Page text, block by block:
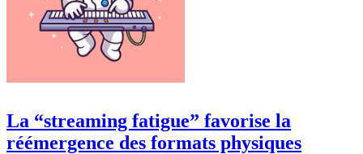
La “streaming fatigue” favorise la
réémergence des formats physiques